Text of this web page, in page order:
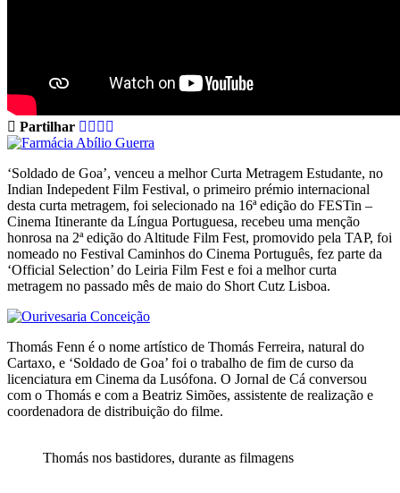
Partilhar
‘Soldado de Goa’, venceu a melhor Curta Metragem Estudante, no
Indian Indepedent Film Festival, o primeiro prémio internacional
desta curta metragem, foi selecionado na 16ª edição do FESTin –
Cinema Itinerante da Língua Portuguesa, recebeu uma menção
honrosa na 2ª edição do Altitude Film Fest, promovido pela TAP, foi
nomeado no Festival Caminhos do Cinema Português, fez parte da
‘Official Selection’ do Leiria Film Fest e foi a melhor curta
metragem no passado mês de maio do Short Cutz Lisboa.
Thomás Fenn é o nome artístico de Thomás Ferreira, natural do
Cartaxo, e ‘Soldado de Goa’ foi o trabalho de fim de curso da
licenciatura em Cinema da Lusófona. O Jornal de Cá conversou
com o Thomás e com a Beatriz Simões, assistente de realização e
coordenadora de distribuição do filme.
Thomás nos bastidores, durante as filmagens